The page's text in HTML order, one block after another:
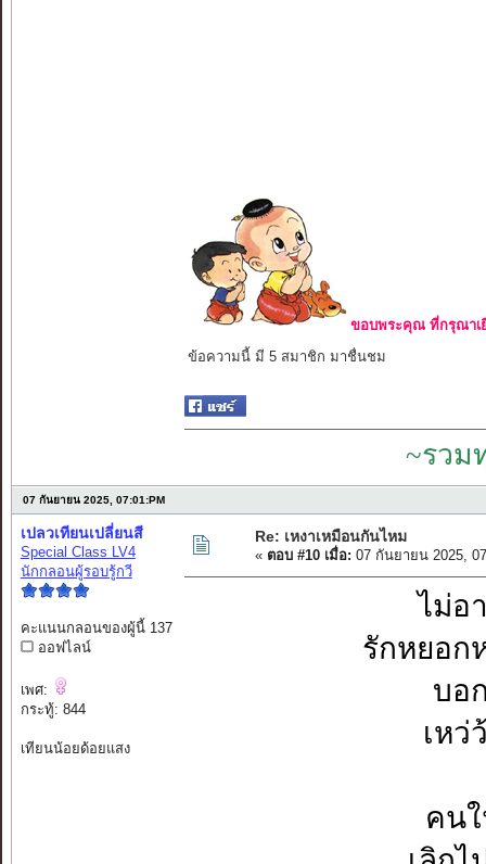
ขอบพระคุณ ที่กรุณาเ
ข้อความนี้ มี 5 สมาชิก มาชื่นชม
~รวม
07 กันยายน 2025, 07:01:PM
เปลวเทียนเปลี่ยนสี
Special Class LV4
นักกลอนผู้รอบรู้กวี
คะแนนกลอนของผู้นี้ 137
ออฟไลน์
เพศ:
กระทู้: 844
เทียนน้อยด้อยแสง
Re: เหงาเหมือนกันไหม
« ตอบ #10 เมื่อ: 07 กันยายน 2025,
ไม่อ
รักหยอก
บอ
เหว่
คน